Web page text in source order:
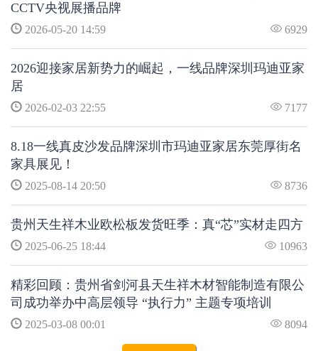
CCTV央视展播品牌
2026-05-20 14:59 6929
2026迎接家居新势力的崛起，一线品牌深圳玛迪亚家
居
2026-02-03 22:55 7177
8.18一线真皮沙发品牌深圳市玛迪亚家居东莞厚街名
家具展见！
2025-08-14 20:50 8736
贵州天生祥木业欧松板发货旺季：真“芯”实材走四方
2025-06-25 18:44 10963
精彩回顾：贵州省剑河县天生祥木材智能制造有限公
司成功举办中高层领导 “执行力” 主题专项培训
2025-03-08 00:01 8094